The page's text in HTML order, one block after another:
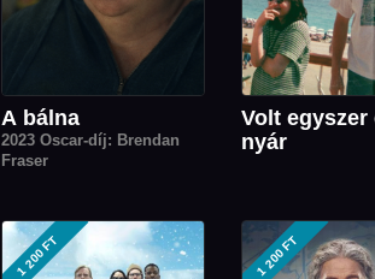
A bálna
2023 Oscar-díj: Brendan
Fraser
Volt egyszer
nyár
1 200 FT 1 200 FT